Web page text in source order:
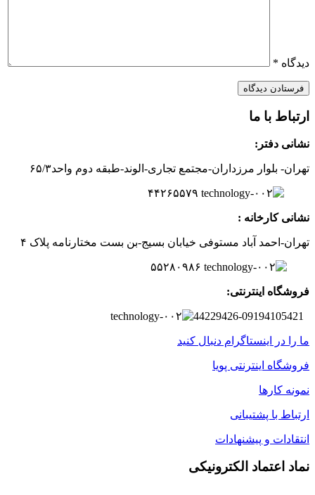
دیدگاه *
ارتباط با ما
نشانی دفتر:
تهران- بلوار مرزداران-مجتمع تجاری-الوند-طبقه دوم واحد۶ ۵/۳
۲۶۵۵۷۹
نشانی کارخانه :
تهران- احمد آباد مستوفی خیابان بسیج-بن بست مختارنامه پلاک ۴
فروشگاه اینترنتی:
44229426-09194105421
ما را در اینستاگرام دنبال کنید
فروشگاه اینترنتی پویا
نمونه کارها
ارتباط با پشتیبانی
انتقادات و پیشنهادات
نماد اعتماد الکترونیکی